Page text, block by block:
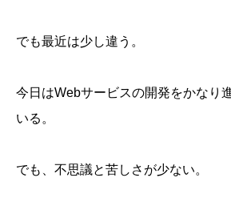
でも最近は少し違う。
今日はWebサービスの開発をかなり
いる。
でも、不思議と苦しさが少ない。